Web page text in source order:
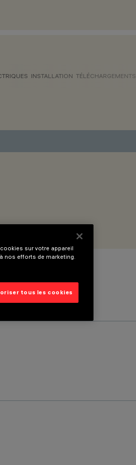
INSTALLATION TÉLÉCHARGEMENTS
sur votre appareil
nos efforts de marketing.
tous les cookies